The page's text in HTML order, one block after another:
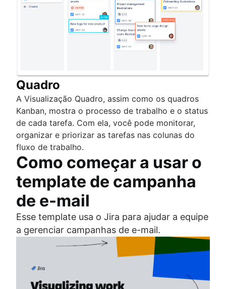
Quadro
A Visualização Quadro, assim como os quadros
Kanban, mostra o processo de trabalho e o status
de cada tarefa. Com ela, você pode monitorar,
organizar e priorizar as tarefas nas colunas do
fluxo de trabalho.
Como começar a usar o
template de campanha
de e-mail
Esse template usa o Jira para ajudar a equipe
a gerenciar campanhas de e-mail.